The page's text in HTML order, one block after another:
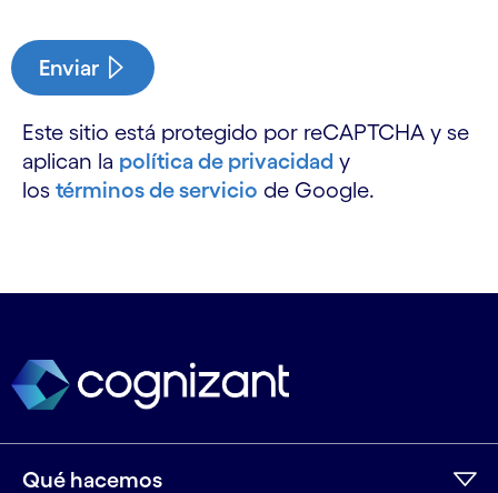
Enviar
Este sitio está protegido por reCAPTCHA y se
aplican la política de privacidad y
los términos de servicio de Google.
Qué hacemos